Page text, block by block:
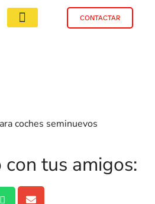
CONTACTAR
coches seminuevos​
tus amigos: